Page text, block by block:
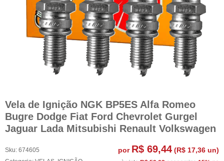
Vela de Ignição NGK BP5ES Alfa Romeo
Bugre Dodge Fiat Ford Chevrolet Gurgel
Jaguar Lada Mitsubishi Renault Volkswagen
Sku: 674605
por R$ 69,44 (R$ 17,36 un)